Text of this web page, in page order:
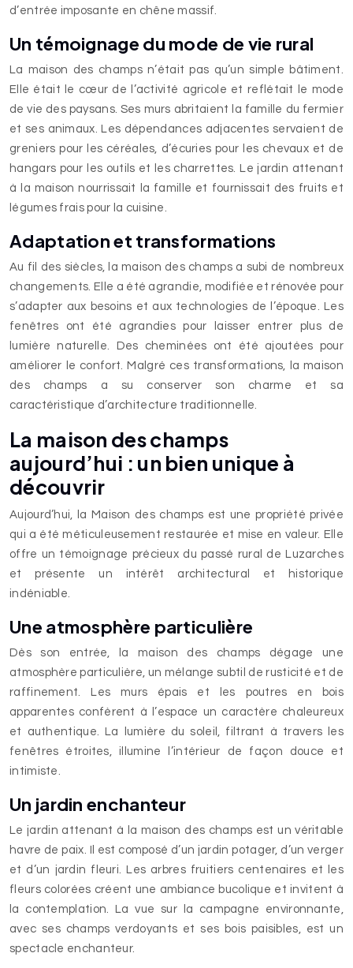
d’entrée imposante en chêne massif.
Un témoignage du mode de vie rural
La maison des champs n’était pas qu’un simple bâtiment.
Elle était le cœur de l’activité agricole et reflétait le mode
de vie des paysans. Ses murs abritaient la famille du fermier
et ses animaux. Les dépendances adjacentes servaient de
greniers pour les céréales, d’écuries pour les chevaux et de
hangars pour les outils et les charrettes. Le jardin attenant
à la maison nourrissait la famille et fournissait des fruits et
légumes frais pour la cuisine.
Adaptation et transformations
Au fil des siècles, la maison des champs a subi de nombreux
changements. Elle a été agrandie, modifiée et rénovée pour
s’adapter aux besoins et aux technologies de l’époque. Les
fenêtres ont été agrandies pour laisser entrer plus de
lumière naturelle. Des cheminées ont été ajoutées pour
améliorer le confort. Malgré ces transformations, la maison
des champs a su conserver son charme et sa
caractéristique d’architecture traditionnelle.
La maison des champs
aujourd’hui : un bien unique à
découvrir
Aujourd’hui, la Maison des champs est une propriété privée
qui a été méticuleusement restaurée et mise en valeur. Elle
offre un témoignage précieux du passé rural de Luzarches
et présente un intérêt architectural et historique
indéniable.
Une atmosphère particulière
Dès son entrée, la maison des champs dégage une
atmosphère particulière, un mélange subtil de rusticité et de
raffinement. Les murs épais et les poutres en bois
apparentes confèrent à l’espace un caractère chaleureux
et authentique. La lumière du soleil, filtrant à travers les
fenêtres étroites, illumine l’intérieur de façon douce et
intimiste.
Un jardin enchanteur
Le jardin attenant à la maison des champs est un véritable
havre de paix. Il est composé d’un jardin potager, d’un verger
et d’un jardin fleuri. Les arbres fruitiers centenaires et les
fleurs colorées créent une ambiance bucolique et invitent à
la contemplation. La vue sur la campagne environnante,
avec ses champs verdoyants et ses bois paisibles, est un
spectacle enchanteur.